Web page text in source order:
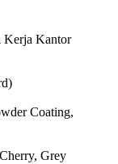
Kerja Kantor
Coating,
Grey